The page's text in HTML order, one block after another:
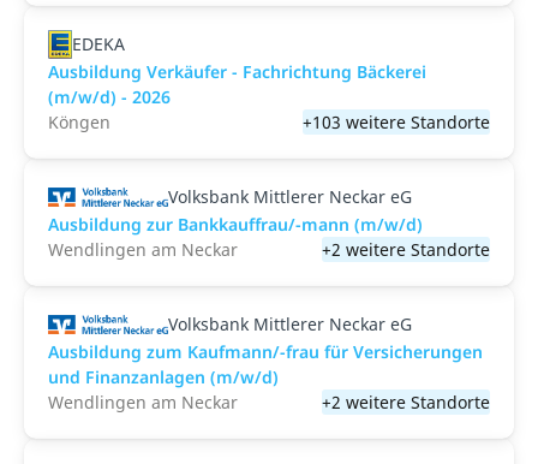
EDEKA
Ausbildung Verkäufer - Fachrichtung Bäckerei
(m/w/d) - 2026
Köngen
+103 weitere Standorte
Volksbank Mittlerer Neckar eG
Ausbildung zur Bankkauffrau/-mann (m/w/d)
Wendlingen am Neckar
+2 weitere Standorte
Volksbank Mittlerer Neckar eG
Ausbildung zum Kaufmann/-frau für Versicherungen
und Finanzanlagen (m/w/d)
Wendlingen am Neckar
+2 weitere Standorte